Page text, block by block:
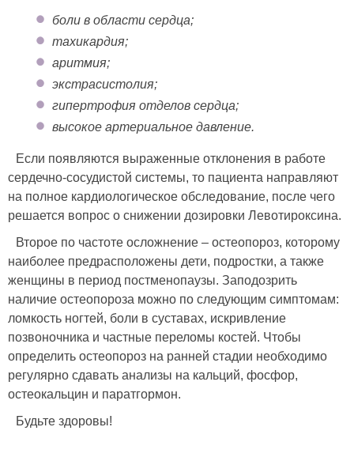
боли в области сердца;
тахикардия;
аритмия;
экстрасистолия;
гипертрофия отделов сердца;
высокое артериальное давление.
Если появляются выраженные отклонения в работе
сердечно-сосудистой системы, то пациента направляют
на полное кардиологическое обследование, после чего
решается вопрос о снижении дозировки Левотироксина.
Второе по частоте осложнение – остеопороз, которому
наиболее предрасположены дети, подростки, а также
женщины в период постменопаузы. Заподозрить
наличие остеопороза можно по следующим симптомам:
ломкость ногтей, боли в суставах, искривление
позвоночника и частные переломы костей. Чтобы
определить остеопороз на ранней стадии необходимо
регулярно сдавать анализы на кальций, фосфор,
остеокальцин и паратгормон.
Будьте здоровы!